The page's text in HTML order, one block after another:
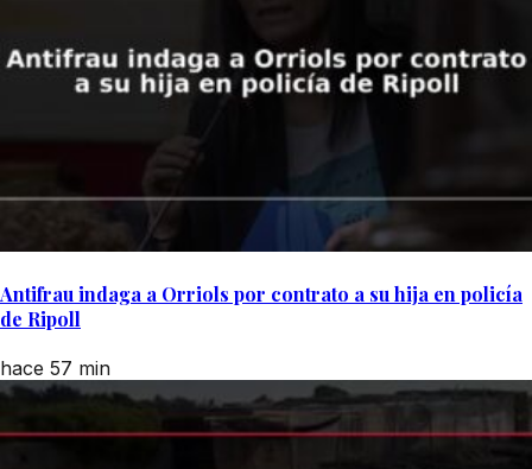
Antifrau indaga a Orriols por contrato a su hija en policía
de Ripoll
hace 57 min